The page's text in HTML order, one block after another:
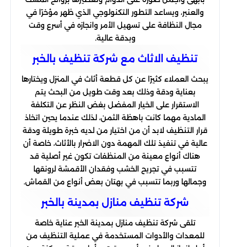
والعنبر، ويساعد التطور التكنولوجي الذي ظهر مؤخرًا في
مجال النظافة على تسهيل الأمر وانجازه في أسرع وقت
وبدقة عالية.
تنظيف الاثاث مع شركة تنظيف بالخبر
يبحث العملاء كثيرًا عن كل قطعة أثاث في المنزل ويختارها
بعناية ودقة وذلك بعد وقت طويل من البحث يتم
الاستقرار على الخيار المفضل بغض النظر عن التكلفة
المادية مهما كانت باهظة الثمن، لذلك عندما يحين اتخاذ
قرار التنظيف لابد أن من اختيار من لديه خبرة طويلة ودقة
عالية في تنفيذ تلك المهمة دون الاضرار بالأثاث، خاصة أن
هناك أنواع معينة من المنظفات تكون غير أصلية قد
تتسبب في تجريح الخشب وفقدان الأقمشة لرونقها
وجمالها وربما تتسبب في بهتان بعض أنواع من القماش.
شركة تنظيف منازل بمدينة بالخبر
تلقى شركة تنظيف منازل بمدينة الخبر عناية خاصة
للمعدات والأدوات المستخدمة في عملية التنظيف من